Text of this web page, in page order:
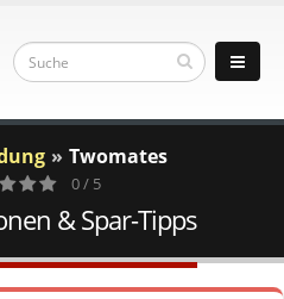
Twomates
0 / 5
& Spar-Tipps